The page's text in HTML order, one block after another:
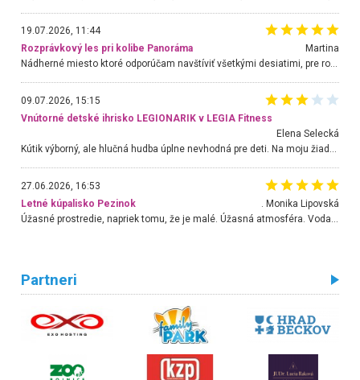
19.07.2026, 11:44
Rozprávkový les pri kolibe Panoráma
Martina
Nádherné miesto ktoré odporúčam navštíviť všetkými desiatimi, pre rodiny s deťmi, dôchodcom... Proste a jednoducho ozaj rozprávkový les.. určite ešte prídeme. Odniesli sme si na pamiatku krásne tričká,
09.07.2026, 15:15
Vnútorné detské ihrisko LEGIONARIK v LEGIA Fitness
Elena Selecká
Kútik výborný, ale hlučná hudba úplne nevhodná pre deti. Na moju žiadosť o aspoň sušenie nereagovali.
27.06.2026, 16:53
Letné kúpalisko Pezinok
. Monika Lipovská
Úžasné prostredie, napriek tomu, že je malé. Úžasná atmosféra. Voda fantastická a nádherná. Ľudí je pomerne veľa, ale su mili a ohľaduplní. Je veľmi zaujímavé sledovať, ako dokážu spolu športovať cudzí ľudia a bez ohľadu na vek. Vládne tu pohoda. Vnuka neviem dostať z vody. Ďakujem za krásny deň . Urcite sa sem vrátim. Jediný problém je s parkovaním, ale aj ten sa mi podarilo vyriešiť. Monika Bratislava
Partneri